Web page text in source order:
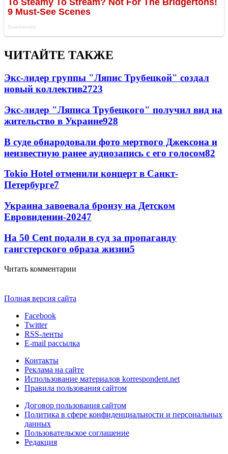
ЧИТАЙТЕ ТАКЖЕ
Экс-лидер группы "Ляпис Трубецкой" создал
новый коллектив2723
Экс-лидер "Ляписа Трубецкого" получил вид на
жительство в Украине928
В суде обнародовали фото мертвого Джексона и
неизвестную ранее аудиозапись с его голосом82
Tokio Hotel отменили концерт в Санкт-
Петербурге7
Украина завоевала бронзу на Детском
Евровидении-20247
На 50 Cent подали в суд за пропаганду
гангстерского образа жизни5
Читать комментарии
Полная версия сайта
Facebook
Twitter
RSS-ленты
E-mail рассылка
Контакты
Реклама на сайте
Использование материалов korrespondent.net
Правила пользования сайтом
Договор пользования сайтом
Политика в сфере конфиденциальности и персональных
данных
Пользовательское соглашение
Редакция